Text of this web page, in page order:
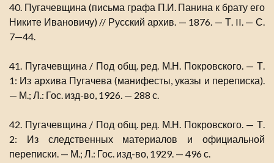
40. Пугачевщина (письма графа П.И. Панина к брату его
Никите Ивановичу) // Русский архив. — 1876. — Т. II. — С.
7—44.
41. Пугачевщина / Под общ. ред. М.Н. Покровского. — Т.
1: Из архива Пугачева (манифесты, указы и переписка).
— М.; Л.: Гос. изд-во, 1926. — 288 с.
42. Пугачевщина / Под общ. ред. М.Н. Покровского. — Т.
2: Из следственных материалов и официальной
переписки. — М.; Л.: Гос. изд-во, 1929. — 496 с.